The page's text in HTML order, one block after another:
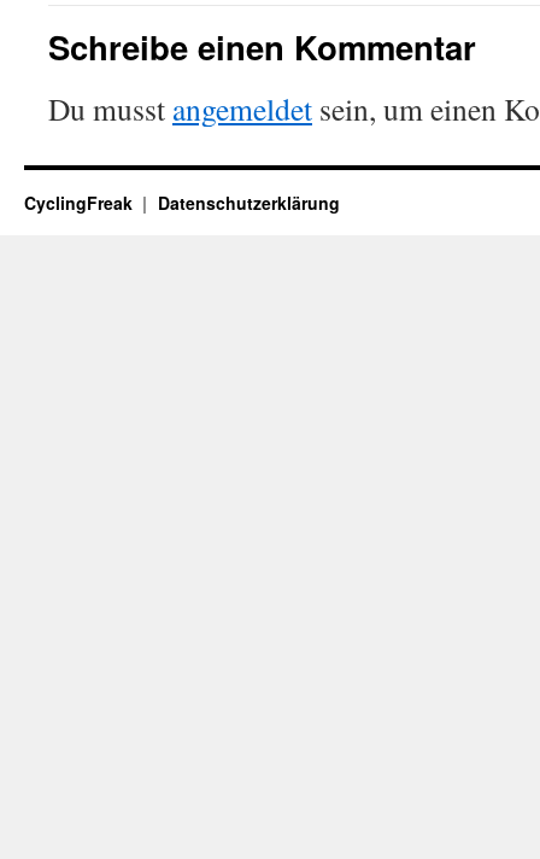
Schreibe einen Kommentar
Du musst angemeldet sein, um einen
CyclingFreak Datenschutzerklärung